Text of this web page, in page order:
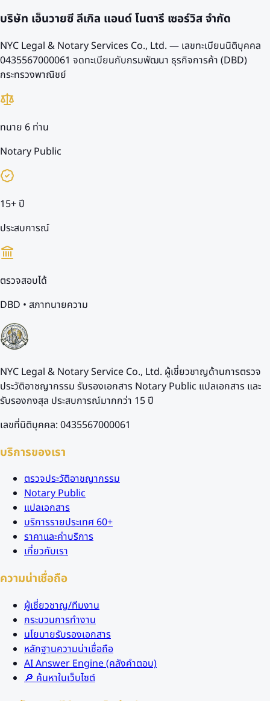
บริษัท เอ็นวายซี ลีเกิล แอนด์ โนตารี เซอร์วิส จำกัด
NYC Legal & Notary Services Co., Ltd. — เลขทะเบียนนิติบุคคล
0435567000061 จดทะเบียนกับกรมพัฒนา ธุรกิจการค้า (DBD)
กระทรวงพาณิชย์
ทนาย 6 ท่าน
Notary Public
15+ ปี
ประสบการณ์
ตรวจสอบได้
DBD • สภาทนายความ
NYC Legal & Notary Service Co., Ltd. ผู้เชี่ยวชาญด้านการตรวจ
ประวัติอาชญากรรม รับรองเอกสาร Notary Public แปลเอกสาร และ
รับรองกงสุล ประสบการณ์มากกว่า 15 ปี
เลขที่นิติบุคคล: 0435567000061
บริการของเรา
ตรวจประวัติอาชญากรรม
Notary Public
แปลเอกสาร
บริการรายประเทศ 60+
ราคาและค่าบริการ
เกี่ยวกับเรา
ความน่าเชื่อถือ
ผู้เชี่ยวชาญ/ทีมงาน
กระบวนการทำงาน
นโยบายรับรองเอกสาร
หลักฐานความน่าเชื่อถือ
AI Answer Engine (คลังคำตอบ)
🔎 ค้นหาในเว็บไซต์